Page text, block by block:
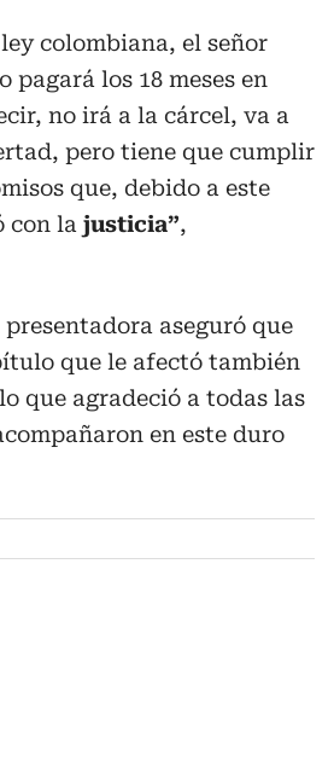
colombiana, el señor
pagará los 18 meses en
no irá a la cárcel, va a
pero tiene que cumplir
que, debido a este
con la justicia”,
aseguró que
que le afectó también
que agradeció a todas las
en este duro